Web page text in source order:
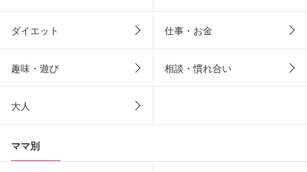
ダイエット 仕事・お金
趣味・遊び 相談・慣れ合い
大人
ママ別